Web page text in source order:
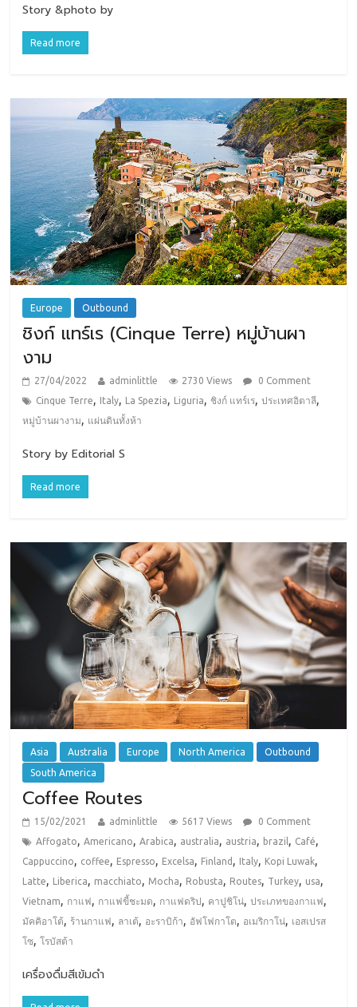
Story &photo by
Read more
Europe Outbound
ชิงก์ แทร์เร (Cinque Terre) หมู่บ้านผา
งาม
27/04/2022 adminlittle 2730 Views
0 Comment
Cinque Terre, Italy, La Spezia, Liguria, ชิงก์ แทร์เร,ประเทศอิตาลี,
หมู่บ้านผางาม, แผ่นดินทั้งห้า
Story by Editorial S
Read more
Asia Australia Europe North America
Outbound
South America
Coffee Routes
15/02/2021 adminlittle 5617 Views
0 Comment
Affogato,Americano,Arabica, australia, austria, brazil , Café,
Cappuccino, coffee, Espresso, Excelsa, Finland , Italy, Kopi Luwak,
Latte, Liberica, macchiato, Mocha, Robusta, Routes, Turkey, usa,
Vietnam, กาแฟ , กาแฟขี้ชะมด, กาแฟดริป , คาปูชิโน่,ประเภทของกาแฟ ,
มัคคิอาโต้, ร้านกาแฟ , ลาเต้, อะราบิก้า, อัฟโฟกาโต, อเมริกาโน่, เอสเปรส
โซ,โรบัสต้า
เครื่องดื่มสีเข้มดำ